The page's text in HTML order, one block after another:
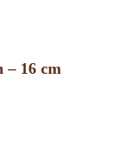
– 16 cm